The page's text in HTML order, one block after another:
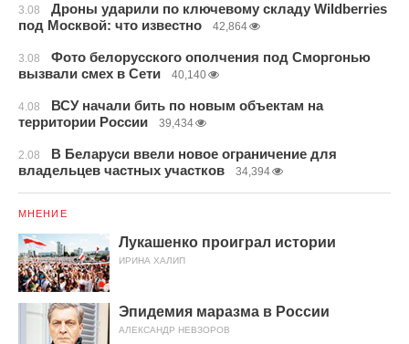
3.08
Дроны ударили по ключевому складу Wildberries
под Москвой: что известно
42,864
3.08
Фото белорусского ополчения под Сморгонью
вызвали смех в Сети
40,140
4.08
ВСУ начали бить по новым объектам на
территории России
39,434
2.08
В Беларуси ввели новое ограничение для
владельцев частных участков
34,394
МНЕНИЕ
Лукашенко проиграл истории
ИРИНА ХАЛИП
Эпидемия маразма в России
АЛЕКСАНДР НЕВЗОРОВ